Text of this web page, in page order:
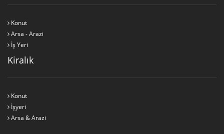
Konut
Arsa - Arazi
İş Yeri
Kiralık
Konut
İşyeri
Arsa & Arazi